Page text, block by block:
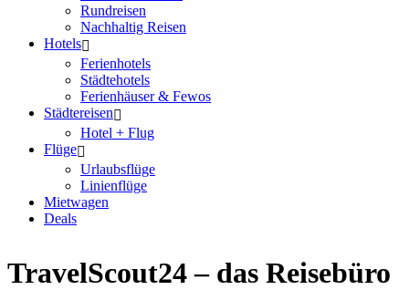
Rundreisen
Nachhaltig Reisen
Hotels
Ferienhotels
Städtehotels
Ferienhäuser & Fewos
Städtereisen
Hotel + Flug
Flüge
Urlaubsflüge
Linienflüge
Mietwagen
Deals
TravelScout24 – das Reisebüro